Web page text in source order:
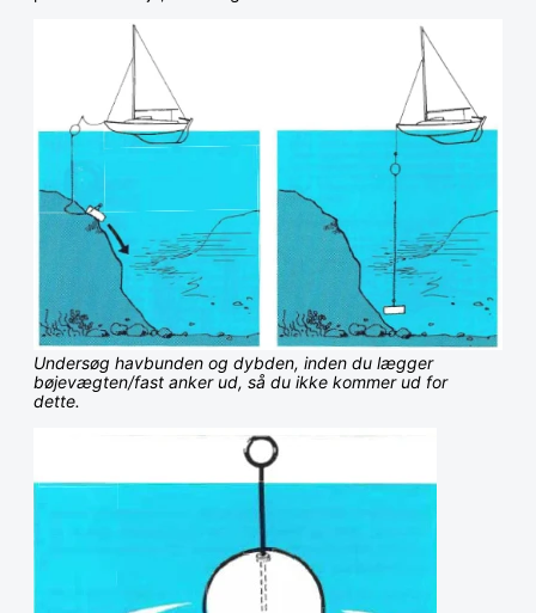
Undersøg havbunden og dybden, inden du lægger
bøjevægten/fast anker ud, så du ikke kommer ud for
dette.